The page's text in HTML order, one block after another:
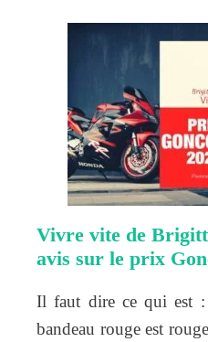
Vivre vite de
avis sur le prix
Il faut dire ce qui est :
bandeau rouge est